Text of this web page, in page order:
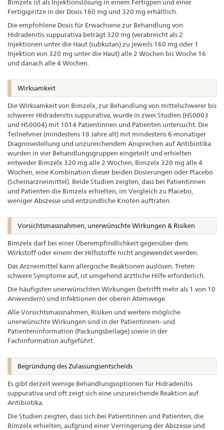
Bimzelx ist als Injektionslösung in einem Fertigpen und einer
Fertigspritze in der Dosis 160 mg und 320 mg erhältlich.
Die empfohlene Dosis für Erwachsene zur Behandlung von
Hidradenitis suppurativa beträgt 320 mg (verabreicht als 2
Injektionen unter die Haut (subkutan) zu jeweils 160 mg oder 1
Injektion von 320 mg unter die Haut) alle 2 Wochen bis Woche 16
und danach alle 4 Wochen.
Wirksamkeit
Die Wirksamkeit von Bimzelx, zur Behandlung von mittelschwerer bis
schwerer Hidradenitis suppurativa, wurde in zwei Studien (HS0003
und HS0004) mit 1014 Patientinnen und Patienten untersucht. Die
Teilnehmer (mindestens 18 Jahre alt) mit mindestens 6-monatiger
Diagnosestellung und unzureichendem Ansprechen auf Antibiotika
wurden in vier Behandlungsgruppen eingeteilt und erhielten
entweder Bimzelx 320 mg alle 2 Wochen, Bimzelx 320 mg alle 4
Wochen, eine Kombination dieser beiden Dosierungen oder Placebo
(Scheinarzneimittel). Beide Studien zeigten, dass bei Patientinnen
und Patienten die Bimzelx erhielten, im Vergleich zu Placebo,
weniger Abszesse und entzündliche Knoten auftraten
Vorsichtsmassnahmen, unerwünschte Wirkungen & Risiken
Bimzelx darf bei einer Überempfindlichkeit gegenüber dem
Wirkstoff oder einem der Hilfsstoffe nicht angewendet werden.
Das Arzneimittel kann allergische Reaktionen auslösen. Treten
schwere Symptome auf, ist umgehend ärztliche Hilfe erforderlich.
Die häufigsten unerwünschten Wirkungen (betrifft mehr als 1 von 10
Anwendern) sind Infektionen der oberen Atemwege.
Alle Vorsichtsmassnahmen, Risiken und weitere mögliche
unerwünschte Wirkungen sind in der Patientinnen- und
Patienteninformation (Packungsbeilage) sowie in der
Fachinformation aufgeführt.
Begründung des Zulassungsentscheids
Es gibt derzeit wenige Behandlungsoptionen für Hidradenitis
suppurativa und oft zeigt sich eine unzureichende Reaktion auf
Antibiotika.
Die Studien zeigten, dass sich bei Patientinnen und Patienten, die
Bimzelx erhielten, aufgrund einer Verringerung der Abszesse und